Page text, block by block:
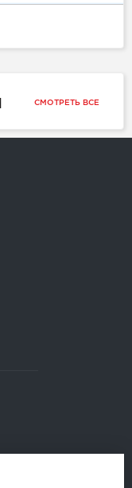
СМОТРЕТЬ ВСЕ